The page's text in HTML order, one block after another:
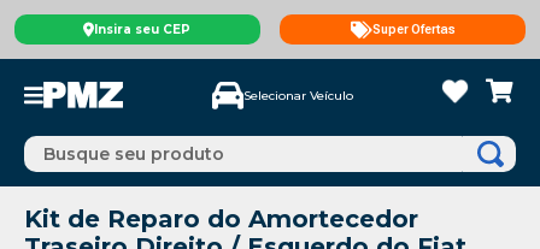
Insira seu CEP Super Ofertas
Selecionar Veículo
Busque seu produto
Kit de Reparo do Amortecedor